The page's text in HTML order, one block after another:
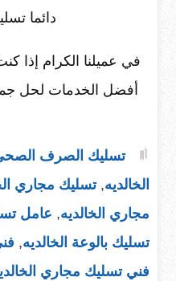
دائما
في عميلنا الكرام
أفضل الخدمات لحل
تسليك الصرف الصحي
الخالديه,تسليك مجاري
مجاري الخالديه, عامل
تسليك بالوعة الخالديه,
فني تسليك مجاري